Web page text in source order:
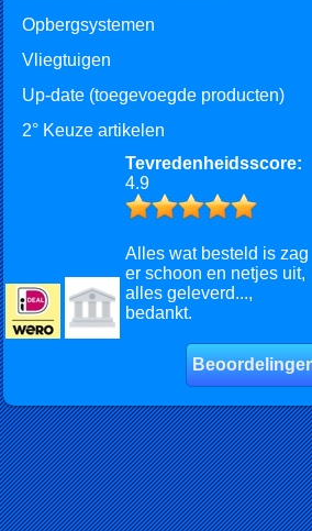
Opbergsystemen
Vliegtuigen
Up-date (toegevoegde producten)
2° Keuze artikelen
Tevredenheidsscore:
4.9
Alles wat besteld is zag
er schoon en netjes uit,
alles geleverd...,
bedankt.